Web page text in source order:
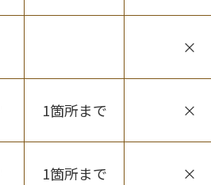
×
1箇所まで ×
1箇所まで ×